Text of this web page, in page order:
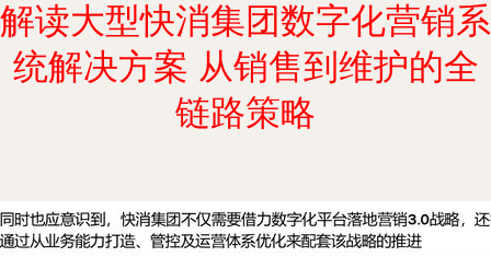
解读大型快消集团数字化营销系
统解决方案 从销售到维护的全
链路策略